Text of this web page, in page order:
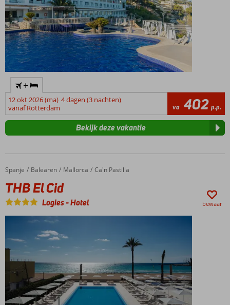
+
12 okt 2026 (ma) 4 dagen (3 nachten)
vanaf Rotterdam
va 402 p.p.
Bekijk deze vakantie
Home
Spanje Balearen Mallorca Ca'n Pastilla
THB El Cid
THB El Cid
Logies-Hotel bewaar